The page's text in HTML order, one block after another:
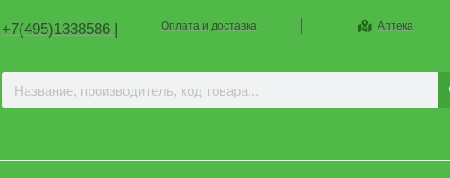
+7(495)1338586 | Оплата и доставка Аптека